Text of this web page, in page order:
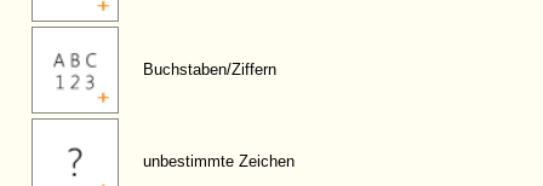
Buchstaben/Ziffern
unbestimmte Zeichen